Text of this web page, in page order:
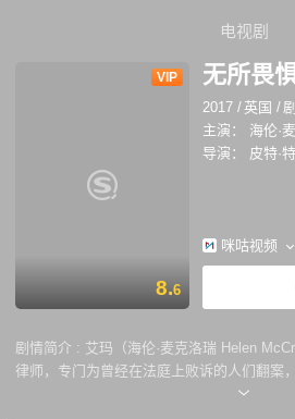
电视剧
VIP
8.6
无所畏
2017 / 英国 /
主演：
海伦·
导演：
皮特·
咪咕视频
剧情简介 : 艾玛（海伦·麦克洛瑞 Helen
律师，专门为曾经在法庭上败诉的人们翻案
要承受远远高于其他同行的压力，但这一切